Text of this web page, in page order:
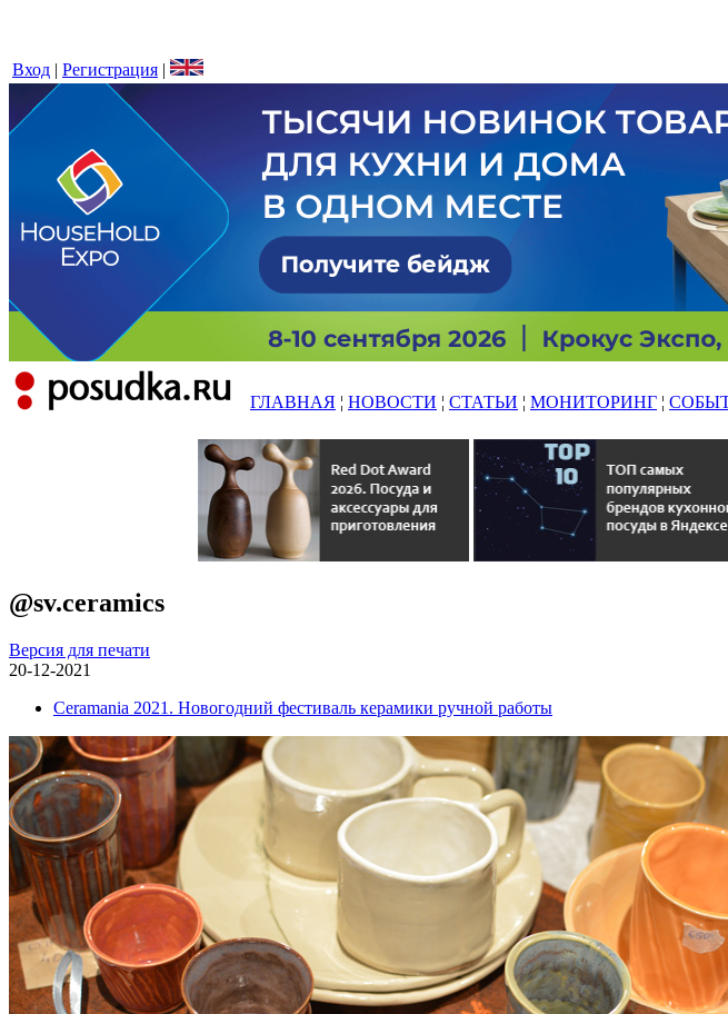
Вход | Регистрация |
ГЛАВНАЯ ¦ НОВОСТИ ¦ СТАТЬИ ¦ МОНИТОРИНГ ¦
@sv.ceramics
Версия для печати
20-12-2021
Ceramania 2021. Новогодний фестиваль керамики ручной работы